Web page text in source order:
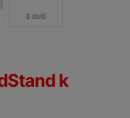
3 další
k